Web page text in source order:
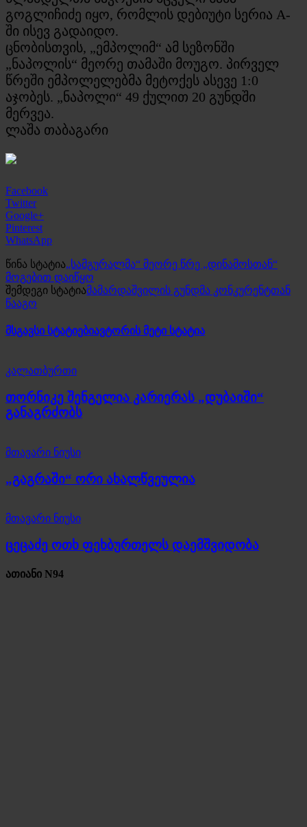
გოგლიჩიძე იყო, რომლის დებიუტი სერია A-
ში ისევ გადაიდო.
ცნობისთვის, „ემპოლიმ“ ამ სეზონში
„ნაპოლის“ მეორე თამაში მოუგო. პირველ
წრეში ემპოლელებმა მეტოქეს ასევე 1:0
აჯობეს. „ნაპოლი“ 49 ქულით 20 გუნდში
მერვეა.
ლაშა თაბაგარი
Facebook
Twitter
Google+
Pinterest
WhatsApp
წინა სტატია„სამგურალმა“ მეორე წრე „დინამოსთან“
მოგებით დაიწყო
შემდეგი სტატიამამარდაშვილის გუნდმა კონკურენტთან
წააგო
მსგავსი სტატიებიავტორის მეტი სტატია
კალათბურთი
თორნიკე შენგელია კარიერას „დუბაიში“
განაგრძობს
მთავარი ნიუსი
„გაგრაში“ ორი ახალწვეულია
მთავარი ნიუსი
ცეცაძე ოთხ ფეხბურთელს დაემშვიდობა
ათიანი N94